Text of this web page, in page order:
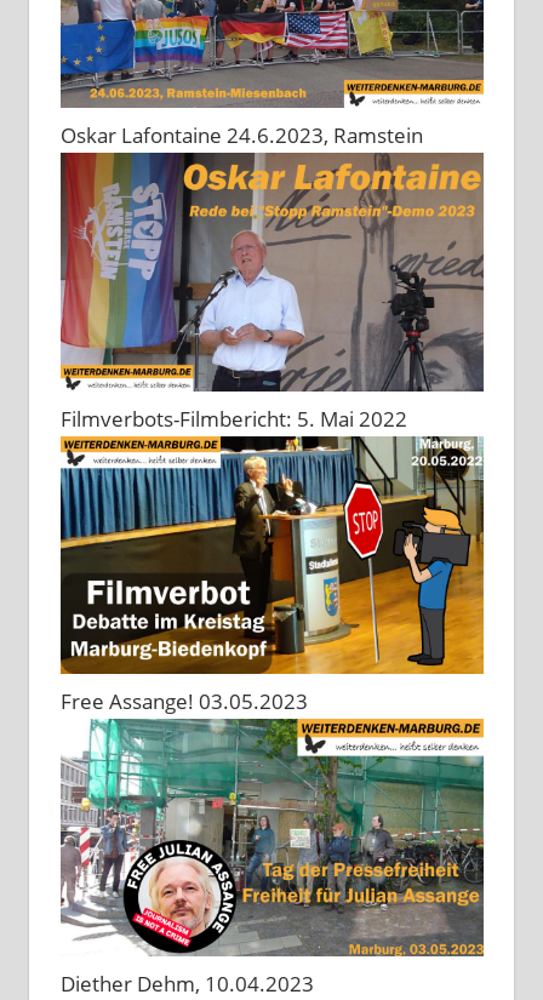
Oskar Lafontaine 24.6.2023, Ramstein
Filmverbots-Filmbericht: 5. Mai 2022
Free Assange! 03.05.2023
Diether Dehm, 10.04.2023